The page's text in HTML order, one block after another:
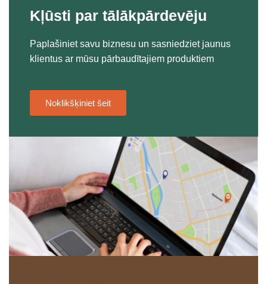
Kļūsti par tālākpārdevēju
Paplašiniet savu biznesu un sasniedziet jaunus
klientus ar mūsu pārbaudītajiem produktiem
Noklikšķiniet šeit